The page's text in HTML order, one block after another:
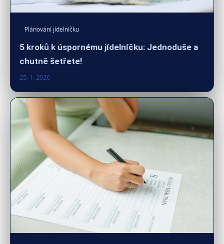
Plánování jídelníčku
5 kroků k úspornému jídelníčku: Jednoduše a
chutně šetřete!
25. 1. 2026